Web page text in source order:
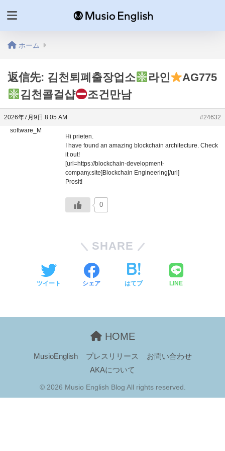
ホーム
返信先: 김천퇴폐출장업소 라인
AG775
김천콜걸샵
조건만남
2026年7月9日 8:05 AM
#24632
software_M
Hi prieten.
I have found an amazing blockchain architecture. Check
it out!
[url=https://blockchain-development-
company.site]Blockchain Engineering[/url]
Prosit!
0
SHARE
ツイート シェア はてブ LINE
HOME
MusioEnglish プレスリリース
お問い合わせ
AKAについて
© 2026 Musio English Blog All rights reserved.